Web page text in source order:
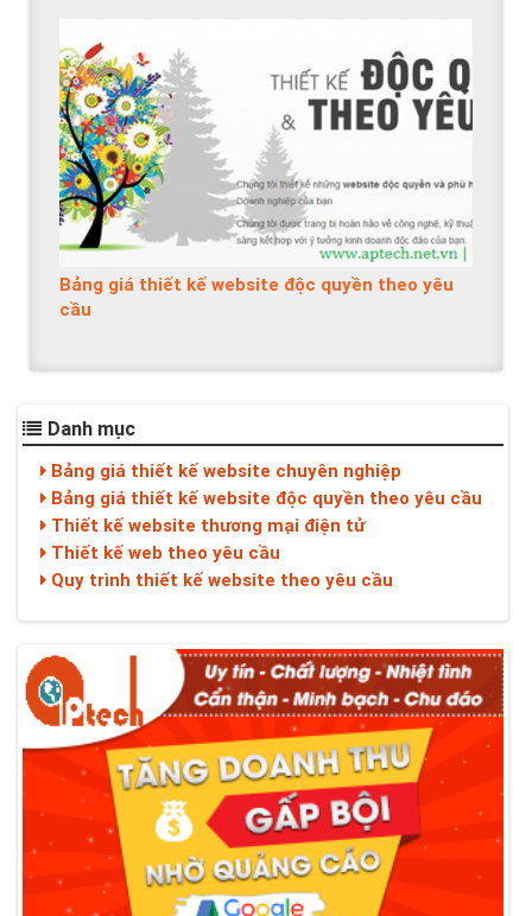
Bảng giá thiết kế website độc quyền theo yêu
cầu
Danh mục
Bảng giá thiết kế website chuyên nghiệp
Bảng giá thiết kế website độc quyền theo yêu cầu
Thiết kế website thương mại điện tử
Thiết kế web theo yêu cầu
Quy trình thiết kế website theo yêu cầu